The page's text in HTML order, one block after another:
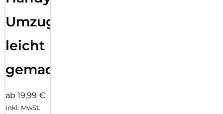
Umzug
leicht
gemacht!
ab 19,99 €
inkl. MwSt.